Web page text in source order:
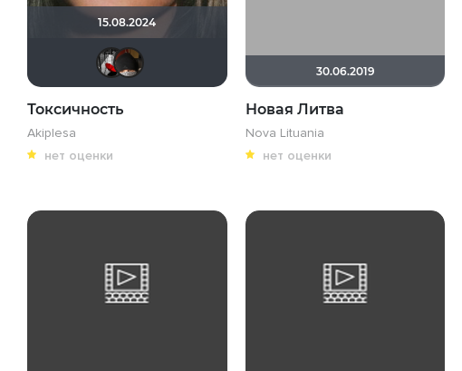
15.08.2024
Мышь Белая
valdizas
Токсичность
Akiplesa
нет оценки
30.06.2019
Новая Литва
Nova Lituania
нет оценки